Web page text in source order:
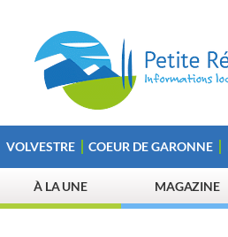
VOLVESTRE COEUR DE GARONNE
À LA UNE MAGAZINE